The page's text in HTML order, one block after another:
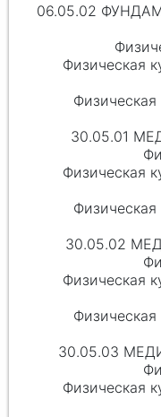
06.05.02
Физическая
Физическая
30.05.01
Физическая
Физическая
30.05.02
Физическая
Физическая
30.05.03
Физическая